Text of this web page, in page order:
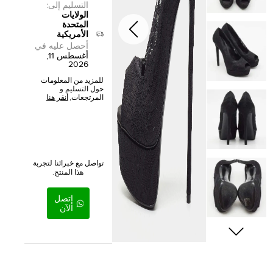
التسليم إلى:
الولايات
المتحدة
الأمريكية
أحصل عليه في
2026
للمزيد من المعلومات
حول التسليم و
المرتجعات, أنقر هنا
تواصل مع خبرائنا لتجربة
هذا المنتج.
إتصل
الآن